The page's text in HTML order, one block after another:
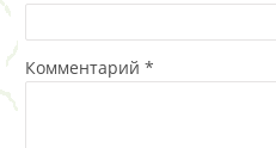
Комментарий *